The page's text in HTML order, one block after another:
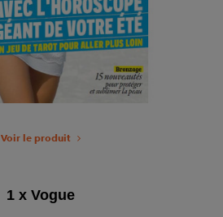
Voir le produit
1 x Vogue